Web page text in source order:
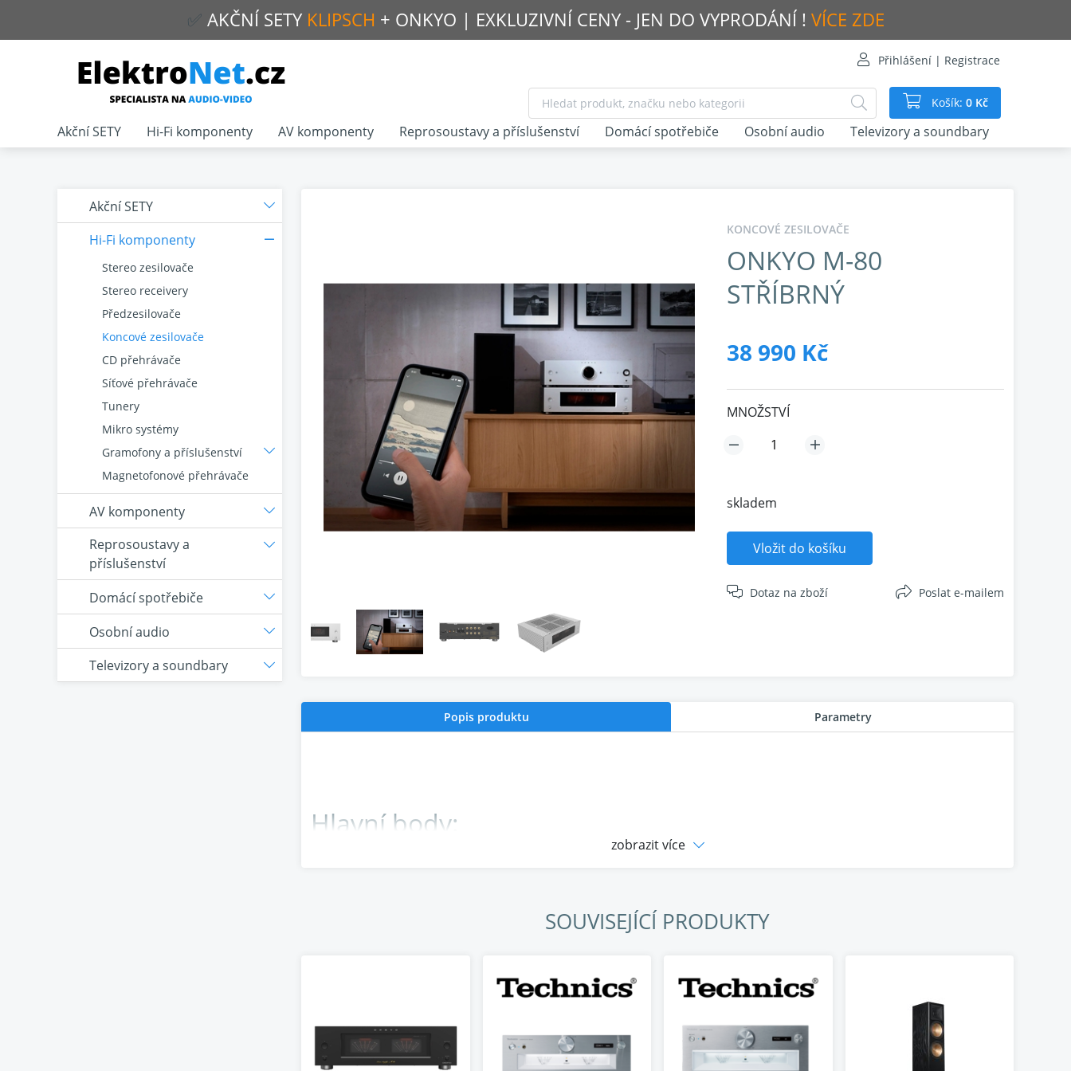
✅ AKČNÍ SETY KLIPSCH + ONKYO | EXKLUZIVNÍ CENY - JEN DO VYPRODÁNÍ ! VÍCE ZDE
Přihlášení | Registrace
Košík: 0 Kč
KONCOVÉ ZESILOVAČE
ONKYO M-80
STŘÍBRNÝ
38 990 Kč
MNOŽSTVÍ
skladem
Vložit do košíku
Dotaz na zboží Poslat e-mailem
Popis produktu Parametry
Hlavní body:
• Třístupňový invertovaný Darlingtonův obvod třídy AB
• Technologie DIDRC pro snížení vysokofrekvenčního šumu
• Vysoce kvalitní komponenty s tichým provozem bez ventilátoru
• Perfektní kombinace s předzesilovačem P-80 a řadou ICON
Silný a přesný zvukový zážitek:
zobrazit více
SOUVISEJÍCÍ PRODUKTY
Akční SETY
Hi-Fi komponenty
Stereo zesilovače
Stereo receivery
Předzesilovače
Koncové zesilovače
CD přehrávače
Síťové přehrávače
Tunery
Mikro systémy
Gramofony a příslušenství
Magnetofonové přehrávače
AV komponenty
Reprosoustavy a
příslušenství
Domácí spotřebiče
Osobní audio
Televizory a soundbary
Akční SETY Hi-Fi komponenty AV komponenty Reprosoustavy a příslušenství Domácí spotřebiče Osobní audio Televizory a soundbary